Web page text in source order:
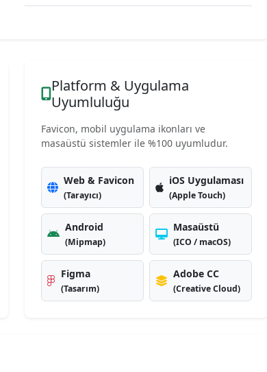
Platform & Uygulama
Uyumluluğu
Favicon, mobil uygulama ikonları ve
masaüstü sistemler ile %100 uyumludur.
Web & Favicon
(Tarayıcı)
iOS Uygulaması
(Apple Touch)
Android
(Mipmap)
Masaüstü
(ICO / macOS)
Figma
(Tasarım)
Adobe CC
(Creative Cloud)